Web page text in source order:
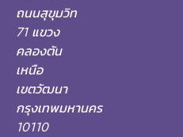
ถนนสุขุมวิท
71 แขวง
คลองตัน
เหนือ
เขตวัฒนา
กรุงเทพมหานคร
10110